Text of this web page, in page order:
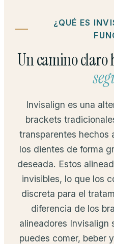
¿QUÉ ES
Un camino
Invisalign es una
brackets
transparentes hechos
los dientes de forma
deseada. Estos
invisibles, lo que los
discreta para el
diferencia de los
alineadores Invisalign
puedes comer, beber